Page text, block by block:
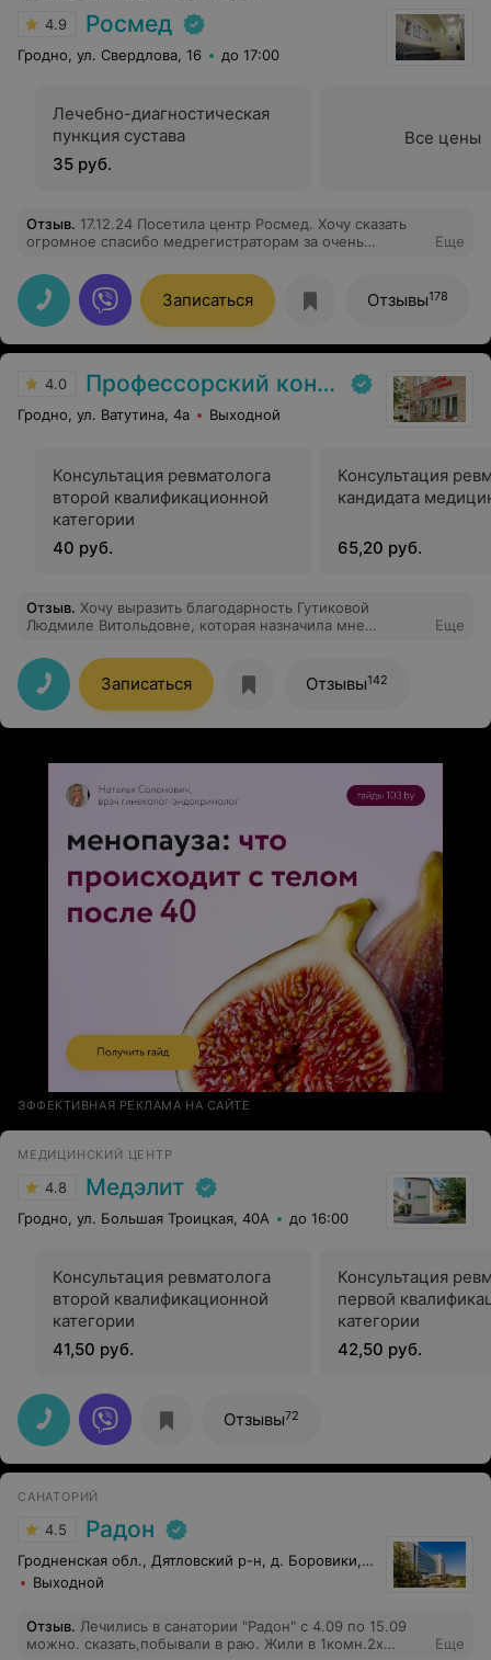
4.9 Росмед
Гродно, ул. Свердлова, 16 до 17:00
Лечебно-диагностическая
пункция сустава
35 руб.
Все цены
Отзыв. 17.12.24 Посетила центр Росмед. Хочу сказать
огромное спасибо медрегистраторам за очень
Василевскому Дмитрию Вайтеховичу за
внимательность. Очень приемливые цены, и хороший
персонал
Еще
Записаться Отзывы178
4.0 Профессорский консультативный центр г. Гродно
Гродно, ул. Ватутина, 4а Выходной
Консультация ревматолога
второй квалификационной
категории
40 руб.
Консультация
кандидата
65,20 руб.
Отзыв. Хочу выразить благодарность Гутиковой
Людмиле Витольдовне, которая назначила мне
после долгих походов по поликлиникам.
Еще
Записаться Отзывы142
ЭФФЕКТИВНАЯ РЕКЛАМА НА САЙТЕ
МЕДИЦИНСКИЙ ЦЕНТР
4.8 Медэлит
Гродно, ул. Большая Троицкая, 40А до 16:00
Консультация ревматолога
второй квалификационной
категории
41,50 руб.
Консультация
первой
категории
42,50 руб.
Отзывы72
САНАТОРИЙ
4.5 Радон
Гродненская обл., Дятловский р-н, д. Боровики, 10
Выходной
Отзыв. Лечились в санатории "Радон" с 4.09 по 15.09
можно. сказать,побывали в раю. Жили в 1комн.2х
Еще